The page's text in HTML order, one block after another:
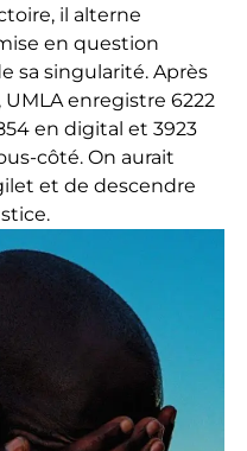
il alterne
en question
sa singularité. Après
enregistre 6222
en digital et 3923
côté. On aurait
et de descendre